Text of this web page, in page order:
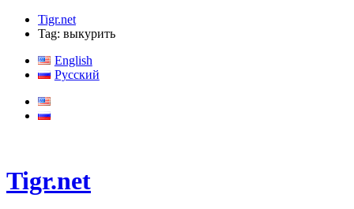
Tigr.net
Tag: выкурить
English
Русский
Tigr.net